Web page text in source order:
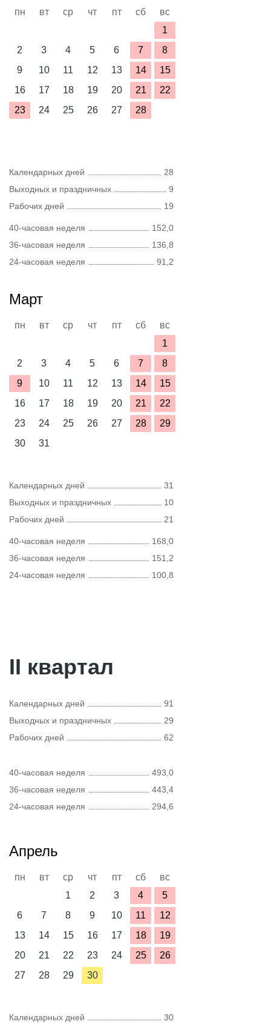
пн вт ср чт пт сб
вс
1
2
3 4 5 6 7
8
9
10 11 12 13 14
15
16
17 18 19 20 21
22
23
24 25 26 27 28
Календарных дней
28
Выходных и праздничных
9
Рабочих дней
19
40-часовая неделя
152,0
36-часовая неделя
136,8
24-часовая неделя
91,2
Март
пн вт ср чт пт сб
вс
1
2
3 4 5 6 7
8
9
10 11 12 13 14
15
16
17 18 19 20 21
22
23
24 25 26 27 28
29
30
31
Календарных дней
31
Выходных и праздничных
10
Рабочих дней
21
40-часовая неделя
168,0
36-часовая неделя
151,2
24-часовая неделя
100,8
II квартал
Календарных дней
91
Выходных и праздничных
29
Рабочих дней
62
40-часовая неделя
493,0
36-часовая неделя
443,4
24-часовая неделя
294,6
Апрель
пн вт ср чт пт сб
вс
1
2 3 4
5
6
7 8 9 10 11
12
13
14 15 16 17 18
19
20
21 22 23 24 25
26
27
28 29 30
Календарных дней
30